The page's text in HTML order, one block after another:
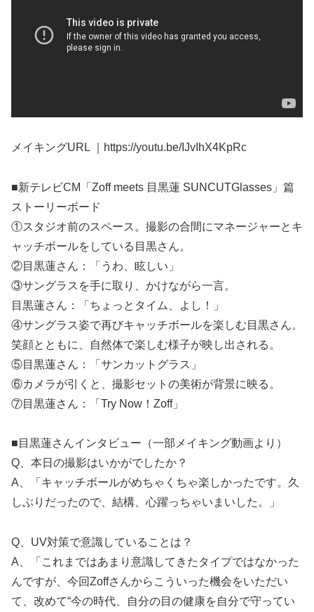
メイキングURL ｜https://youtu.be/IJvIhX4KpRc
■新テレビCM「Zoff meets 目黒蓮 SUNCUTGlasses」篇
ストーリーボード
①スタジオ前のスペース。撮影の合間にマネージャーとキ
ャッチボールをしている目黒さん。
②目黒蓮さん：「うわ、眩しい」
③サングラスを手に取り、かけながら一言。
目黒蓮さん：「ちょっとタイム、よし！」
④サングラス姿で再びキャッチボールを楽しむ目黒さん。
笑顔とともに、自然体で楽しむ様子が映し出される。
⑤目黒蓮さん：「サンカットグラス」
⑥カメラが引くと、撮影セットの美術が背景に映る。
⑦目黒蓮さん：「Try Now！Zoff」
■目黒蓮さんインタビュー（一部メイキング動画より）
Q、本日の撮影はいかがでしたか？
A、「キャッチボールがめちゃくちゃ楽しかったです。久
しぶりだったので、結構、心躍っちゃいまいした。」
Q、UV対策で意識していることは？
A、「これまではあまり意識してきたタイプではなかった
んですが、今回Zoffさんからこういった機会をいただい
て、改めて“今の時代、自分の目の健康を自分で守ってい